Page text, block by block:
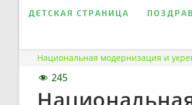
ДЕТСКАЯ СТРАНИЦА
Национальная модернизация и
245